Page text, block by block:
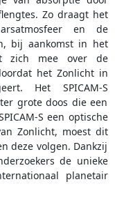
Zo draagt het
en de
bij aankomst in het
zich mee over de
het Zonlicht in
Het SPICAM-S
grote doos die een
S een optische
Zonlicht, moest dit
deze volgen. Dankzij
de unieke
planetair